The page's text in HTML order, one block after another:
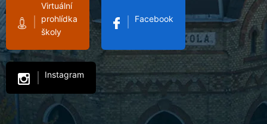
Virtuální
prohlídka
školy
Facebook
Instagram